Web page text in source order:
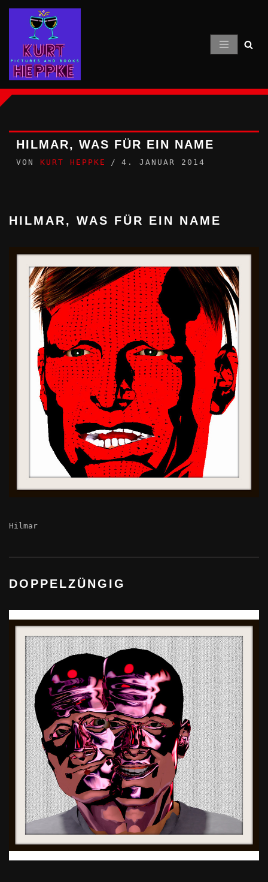
Inhalt
springen
HILMAR, WAS FÜR EIN NAME
VON KURT HEPPKE 4. JANUAR 2014
HILMAR, WAS FÜR EIN NAME
Hilmar
DOPPELZÜNGIG